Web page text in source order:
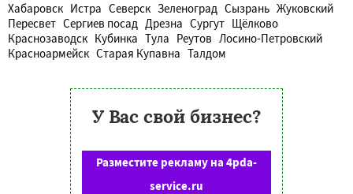
Хабаровск Истра Северск Зеленоград Сызрань Жуковский
Пересвет Сергиев посад Дрезна Сургут Щёлково
Краснозаводск Кубинка Тула Реутов Лосино-Петровский
Красноармейск Старая Купавна Талдом
У Вас свой бизнес?
Разместите рекламу на 4pda-
service.ru